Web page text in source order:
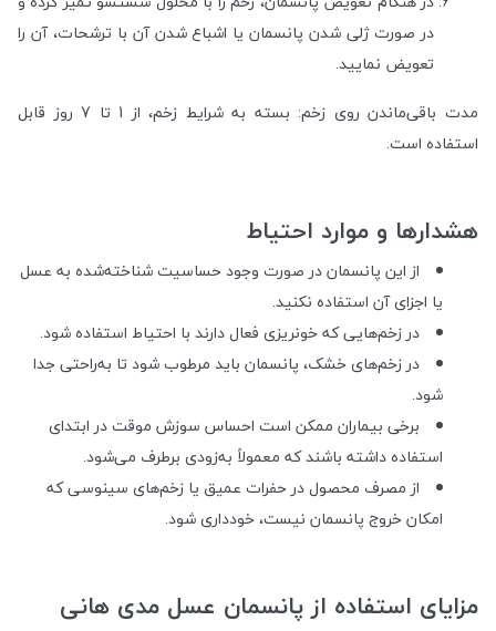
در صورت ژلی شدن پانسمان یا اشباع شدن آن با ترشحات، آن را
تعویض نمایید.
مدت باقی‌ماندن روی زخم: بسته به شرایط زخم، از 1 تا 7 روز قابل
استفاده است.
هشدارها و موارد احتیاط
از این پانسمان در صورت وجود حساسیت شناخته‌شده به عسل
یا اجزای آن استفاده نکنید.
در زخم‌هایی که خونریزی فعال دارند با احتیاط استفاده شود.
در زخم‌های خشک، پانسمان باید مرطوب شود تا به‌راحتی جدا
شود.
برخی بیماران ممکن است احساس سوزش موقت در ابتدای
استفاده داشته باشند که معمولاً به‌زودی برطرف می‌شود.
از مصرف محصول در حفرات عمیق یا زخم‌های سینوسی که
امکان خروج پانسمان نیست، خودداری شود.
مزایای استفاده از پانسمان عسل مدی هانی